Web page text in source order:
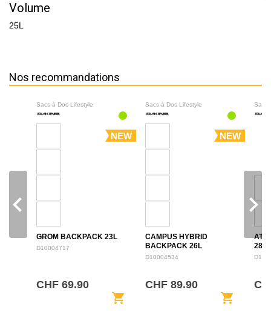
Volume
25L
Nos recommandations
Sacs à Dos Lifestyle
NEW
GROM BACKPACK 23L
D10004717
CHF 69.90
shopping_cart
Sacs à Dos Lifestyle
NEW
CAMPUS HYBRID
BACKPACK 26L
D10004534
CHF 89.90
shopping_cart
Sacs
28L
navigate_before navigate_next